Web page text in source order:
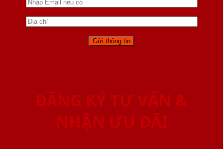
ĐĂNG KÝ TƯ VẤN &
NHẬN ƯU ĐÃI